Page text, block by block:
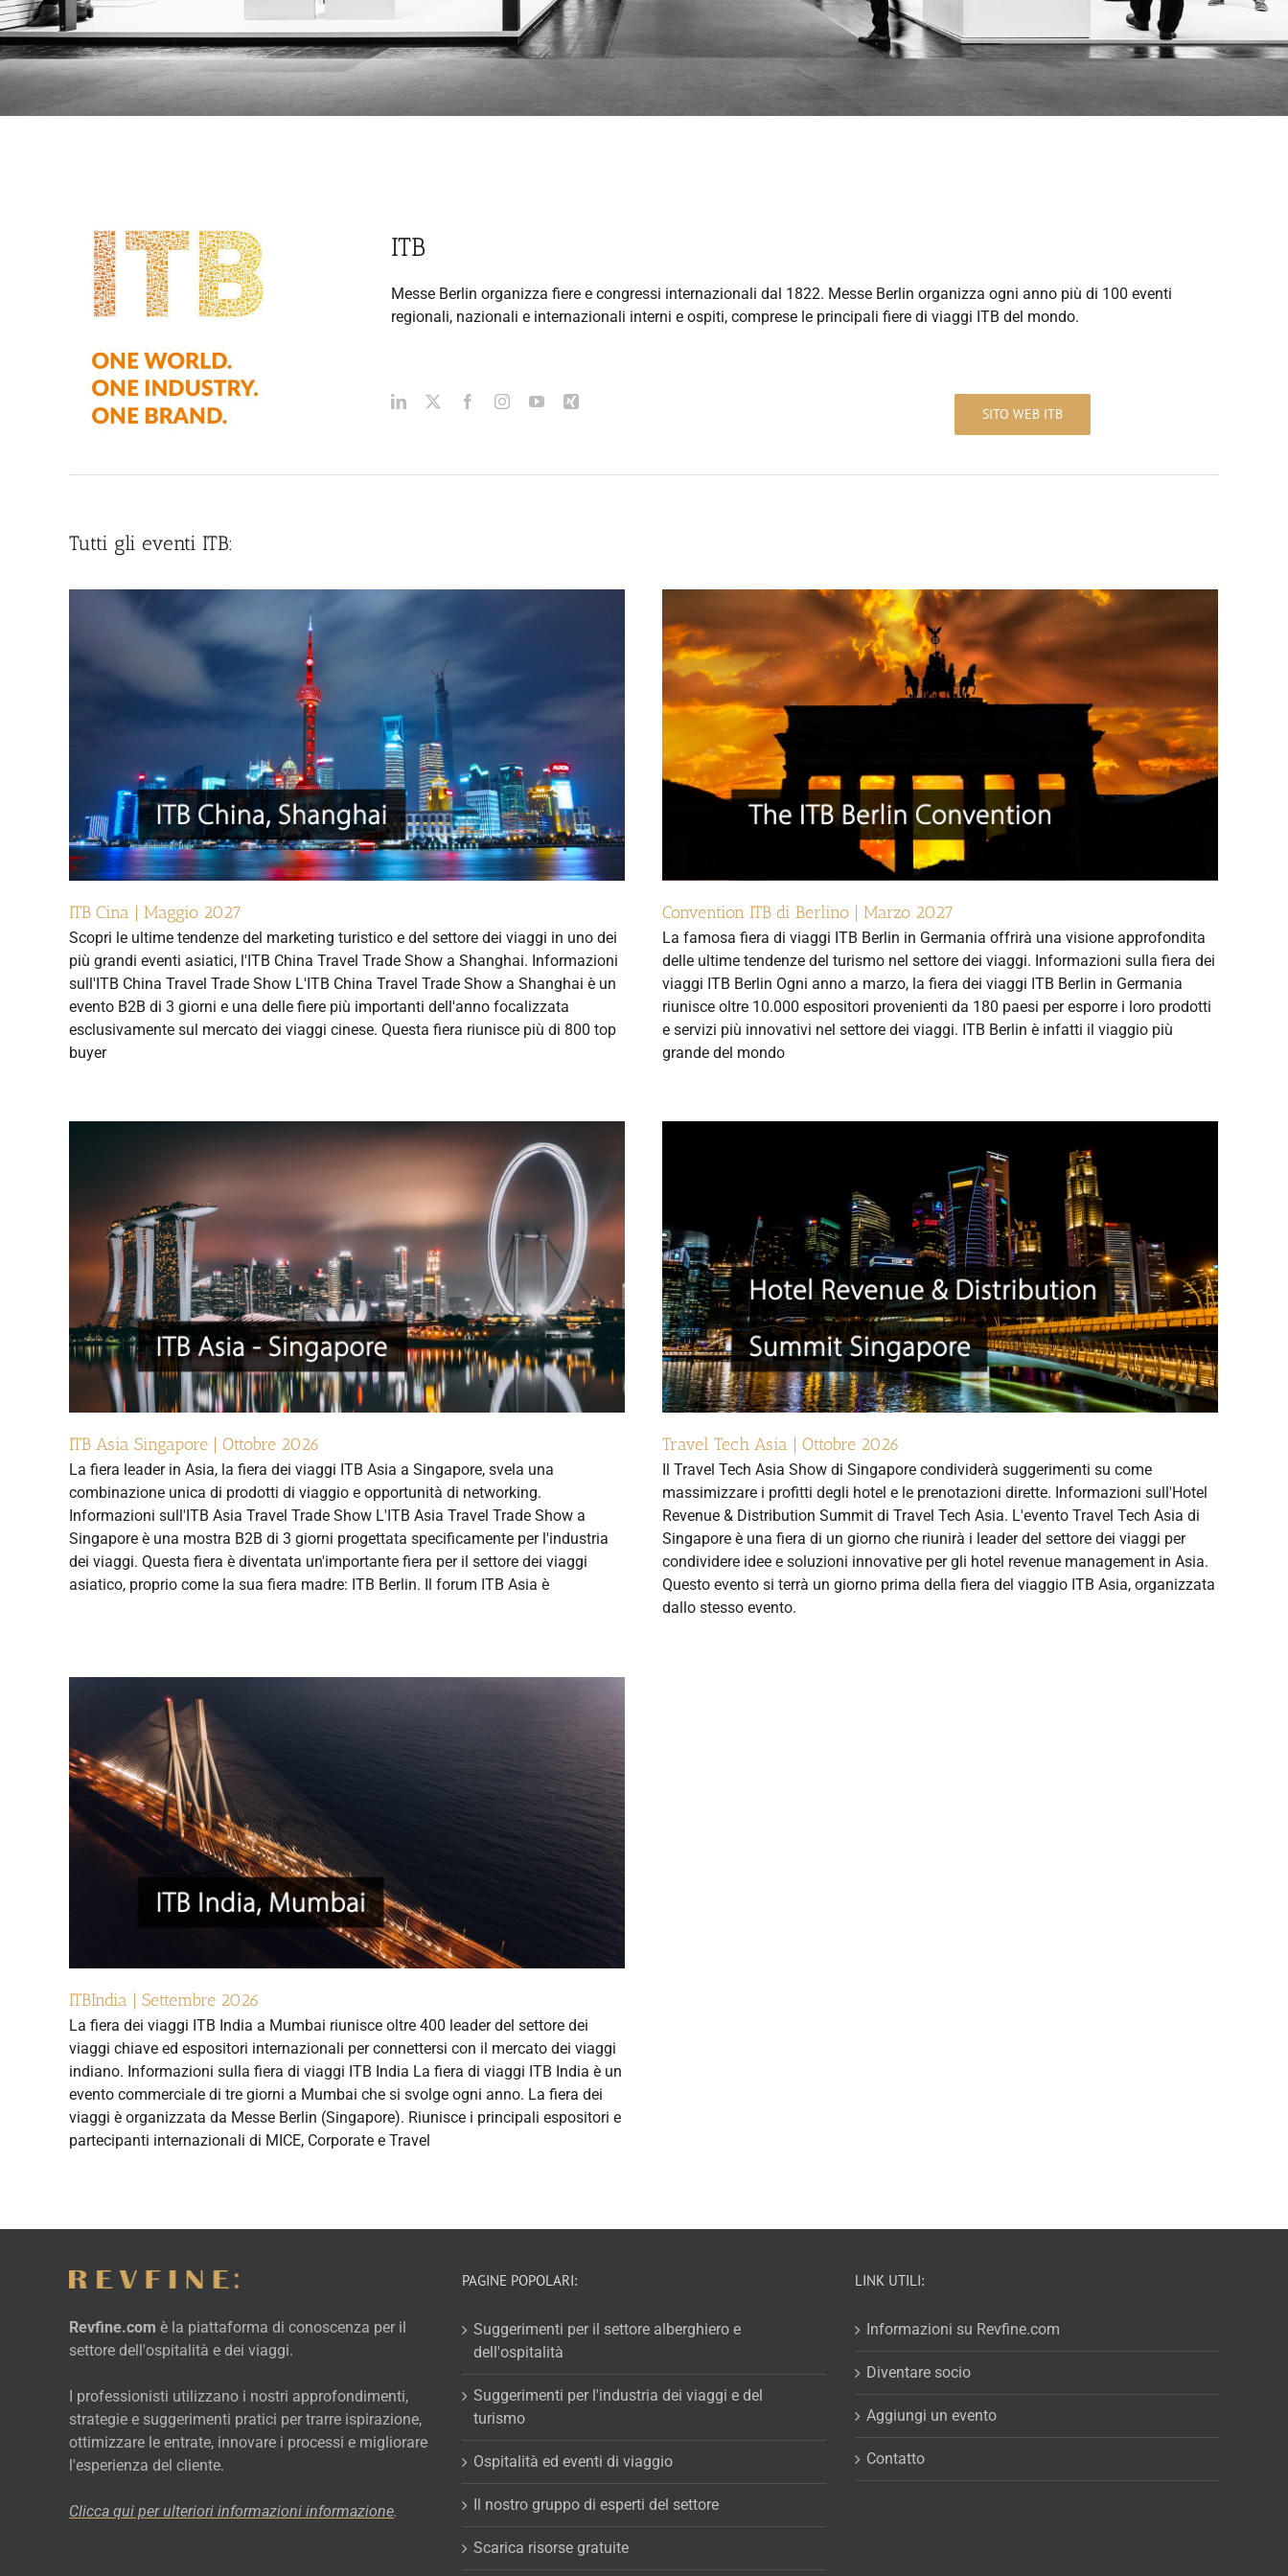
ITB
Messe Berlin organizza fiere e congressi internazionali dal 1822. Messe Berlin organizza ogni anno più di 100 eventi
regionali, nazionali e internazionali interni e ospiti, comprese le principali fiere di viaggi ITB del mondo.
SITO WEB ITB
Tutti gli eventi ITB:
ITB Cina | Maggio 2027
Scopri le ultime tendenze del marketing turistico e del settore dei viaggi in uno dei
più grandi eventi asiatici, l'ITB China Travel Trade Show a Shanghai. Informazioni
sull'ITB China Travel Trade Show L'ITB China Travel Trade Show a Shanghai è un
evento B2B di 3 giorni e una delle fiere più importanti dell'anno focalizzata
esclusivamente sul mercato dei viaggi cinese. Questa fiera riunisce più di 800 top
buyer
Convention ITB di Berlino | Marzo 2027
La famosa fiera di viaggi ITB Berlin in Germania offrirà una visione approfondita
delle ultime tendenze del turismo nel settore dei viaggi. Informazioni sulla fiera dei
viaggi ITB Berlin Ogni anno a marzo, la fiera dei viaggi ITB Berlin in Germania
riunisce oltre 10.000 espositori provenienti da 180 paesi per esporre i loro prodotti
e servizi più innovativi nel settore dei viaggi. ITB Berlin è infatti il viaggio più
grande del mondo
ITB Asia Singapore | Ottobre 2026
La fiera leader in Asia, la fiera dei viaggi ITB Asia a Singapore, svela una
combinazione unica di prodotti di viaggio e opportunità di networking.
Informazioni sull'ITB Asia Travel Trade Show L'ITB Asia Travel Trade Show a
Singapore è una mostra B2B di 3 giorni progettata specificamente per l'industria
dei viaggi. Questa fiera è diventata un'importante fiera per il settore dei viaggi
asiatico, proprio come la sua fiera madre: ITB Berlin. Il forum ITB Asia è
Travel Tech Asia | Ottobre 2026
Il Travel Tech Asia Show di Singapore condividerà suggerimenti su come
massimizzare i profitti degli hotel e le prenotazioni dirette. Informazioni sull'Hotel
Revenue & Distribution Summit di Travel Tech Asia. L'evento Travel Tech Asia di
Singapore è una fiera di un giorno che riunirà i leader del settore dei viaggi per
condividere idee e soluzioni innovative per gli hotel revenue management in Asia.
Questo evento si terrà un giorno prima della fiera del viaggio ITB Asia, organizzata
dallo stesso evento.
ITBIndia | Settembre 2026
La fiera dei viaggi ITB India a Mumbai riunisce oltre 400 leader del settore dei
viaggi chiave ed espositori internazionali per connettersi con il mercato dei viaggi
indiano. Informazioni sulla fiera di viaggi ITB India La fiera di viaggi ITB India è un
evento commerciale di tre giorni a Mumbai che si svolge ogni anno. La fiera dei
viaggi è organizzata da Messe Berlin (Singapore). Riunisce i principali espositori e
partecipanti internazionali di MICE, Corporate e Travel
Revfine.com è la piattaforma di conoscenza per il
settore dell'ospitalità e dei viaggi.
I professionisti utilizzano i nostri approfondimenti,
strategie e suggerimenti pratici per trarre ispirazione,
ottimizzare le entrate, innovare i processi e migliorare
l'esperienza del cliente.
Clicca qui per ulteriori informazioni informazione.
PAGINE POPOLARI:
Suggerimenti per il settore alberghiero e
dell'ospitalità
Suggerimenti per l'industria dei viaggi e del
turismo
Ospitalità ed eventi di viaggio
Il nostro gruppo di esperti del settore
Scarica risorse gratuite
LINK UTILI:
Informazioni su Revfine.com
Diventare socio
Aggiungi un evento
Contatto